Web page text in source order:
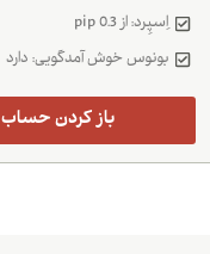
اِسپِرد: از 0.3 pip
بونوس خوش آمدگویی: دارد
باز کردن حساب